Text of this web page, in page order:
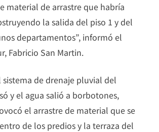
material de arrastre que habría
la salida del piso 1 y del
departamentos”, informó el
Fabricio San Martin.
de drenaje pluvial del
y el agua salió a borbotones,
el arrastre de material que se
de los predios y la terraza del